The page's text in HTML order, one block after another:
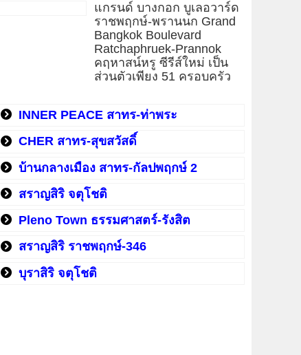
แกรนด์ บางกอก บูเลอวาร์ด
ราชพฤกษ์-พรานนก Grand
Bangkok Boulevard
Ratchaphruek-Prannok
คฤหาสน์หรู ซีรีส์ใหม่ เป็น
ส่วนตัวเพียง 51 ครอบครัว
INNER PEACE สาทร-ท่าพระ
CHER สาทร-สุขสวัสดิ์
บ้านกลางเมือง สาทร-กัลปพฤกษ์ 2
สราญสิริ จตุโชติ
Pleno Town ธรรมศาสตร์-รังสิต
สราญสิริ ราชพฤกษ์-346
บุราสิริ จตุโชติ